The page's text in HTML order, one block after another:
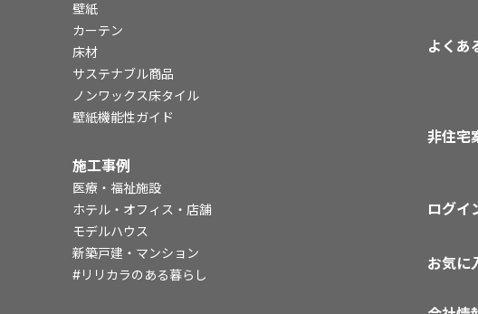
壁紙
カーテン
床材
サステナブル商品
ノンワックス床タイル
壁紙機能性ガイド
施工事例
医療・福祉施設
ホテル・オフィス・店舗
モデルハウス
新築戸建・マンション
#リリカラのある暮らし
よくあ
非住宅
ログイ
お気に